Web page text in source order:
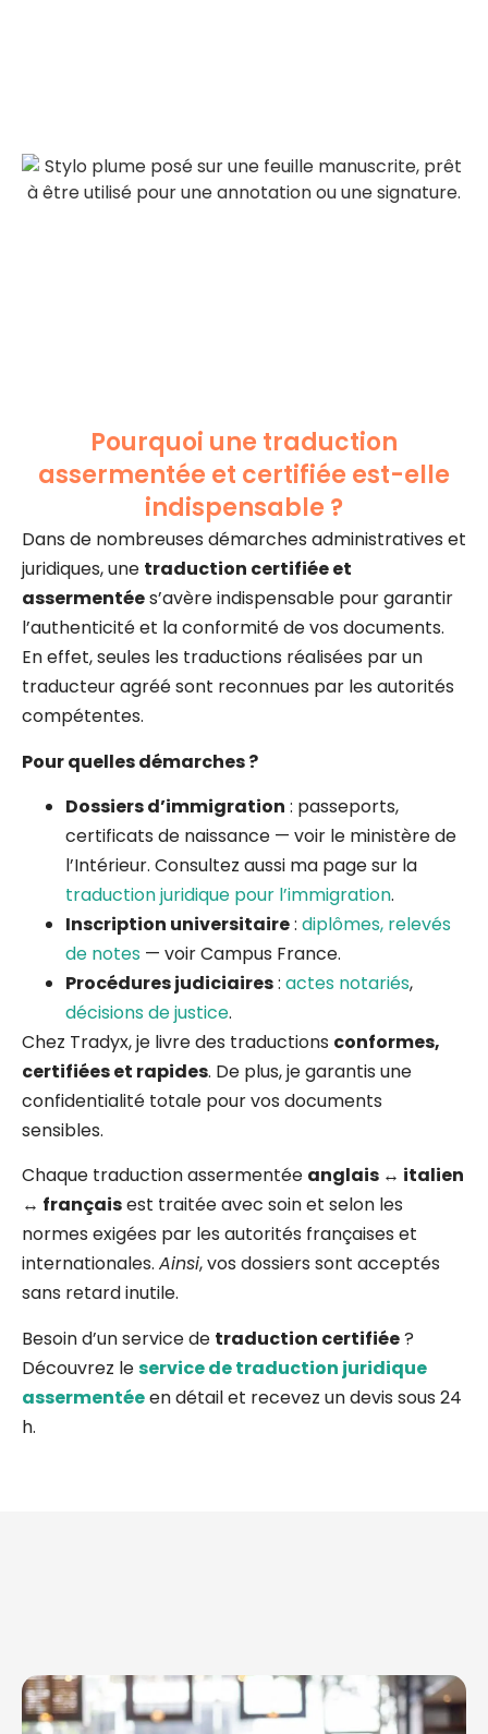
Pourquoi une traduction
assermentée et certifiée est-elle
indispensable ?
Dans de nombreuses démarches administratives et
juridiques, une traduction certifiée et
assermentées’avère indispensable pour garantir
l’authenticité et la conformité de vos documents.
En effet, seules les traductions réalisées par un
traducteur agréé sont reconnues par les autorités
compétentes.
Pour quelles démarches ?
Dossiers d’immigration : passeports,
certificats de naissance — voir le ministère de
l’Intérieur. Consultez aussi ma page sur la
traduction juridique pour l’immigration.
Inscription universitaire: diplômes, relevés
de notes — voirCampus France.
Procédures judiciaires: actes notariés,
décisions de justice.
Chez Tradyx, je livre des traductions conformes,
certifiées et rapides. De plus, je garantis une
confidentialité totale pour vos documents
sensibles.
Chaque traduction assermentée anglais ↔ italien
↔ françaisest traitée avec soin et selon les
normes exigées par les autorités françaises et
internationales. Ainsi, vos dossiers sont acceptés
sans retard inutile.
Besoin d’un service de traduction certifiée?
Découvrez leservice de traduction juridique
assermentéeen détail et recevez un devis sous 24
h.